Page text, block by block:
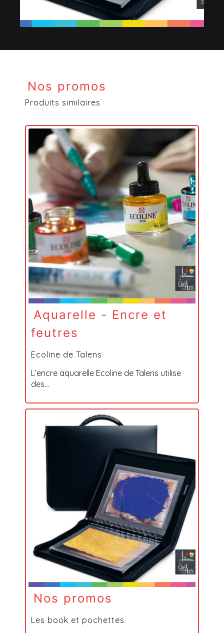
Nos promos
Produits similaires
Aquarelle - Encre et
feutres
Ecoline de Talens
L’encre aquarelle Ecoline de Talens utilise
des...
Nos promos
Les book et pochettes